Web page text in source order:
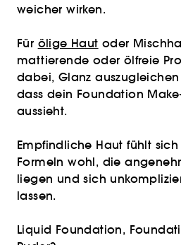
weicher wirken.
Für ölige Haut oder
mattierende oder ölfreie
dabei, Glanz
dass dein Foundation
aussieht.
Empfindliche Haut fühlt
Formeln wohl, die
liegen und sich
lassen.
Liquid Foundation,